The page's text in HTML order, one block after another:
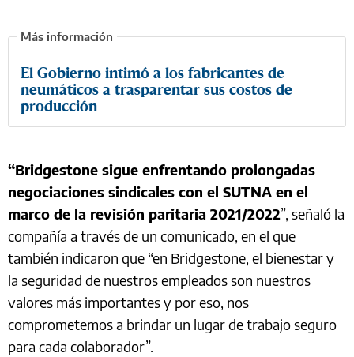
El Gobierno intimó a los fabricantes de
neumáticos a trasparentar sus costos de
producción
“Bridgestone sigue enfrentando prolongadas
negociaciones sindicales con el SUTNA en el
marco de la revisión paritaria 2021/2022”, señaló la
compañía a través de un comunicado, en el que
también indicaron que “en Bridgestone, el bienestar y
la seguridad de nuestros empleados son nuestros
valores más importantes y por eso, nos
comprometemos a brindar un lugar de trabajo seguro
para cada colaborador”.